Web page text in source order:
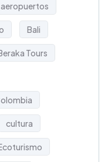
aeropuertos
Bali
Tours
cultura